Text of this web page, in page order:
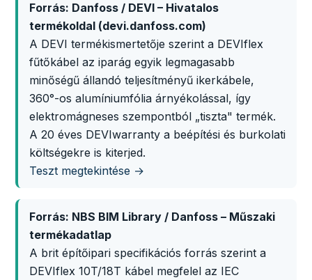
Forrás: Danfoss / DEVI – Hivatalos
termékoldal (devi.danfoss.com)
A DEVI termékismertetője szerint a DEVIflex
fűtőkábel az iparág egyik legmagasabb
minőségű állandó teljesítményű ikerkábele,
360°-os alumíniumfólia árnyékolással, így
elektromágneses szempontból „tiszta" termék.
A 20 éves DEVIwarranty a beépítési és burkolati
költségekre is kiterjed.
Teszt megtekintése →
Forrás: NBS BIM Library / Danfoss – Műszaki
termékadatlap
A brit építőipari specifikációs forrás szerint a
DEVIflex 10T/18T kábel megfelel az IEC